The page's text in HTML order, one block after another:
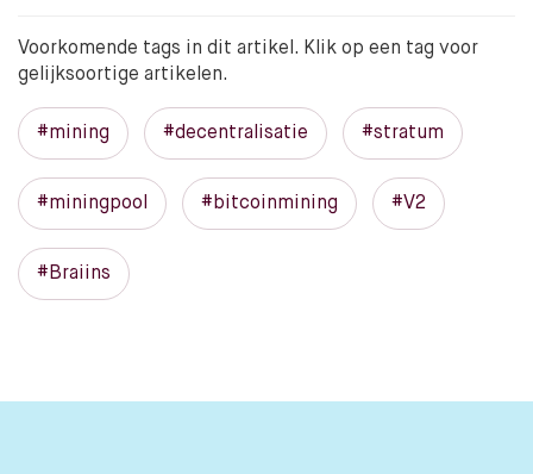
Voorkomende tags in dit artikel. Klik op een tag voor
gelijksoortige artikelen.
#mining #decentralisatie #stratum
#miningpool #bitcoinmining #V2
#Braiins